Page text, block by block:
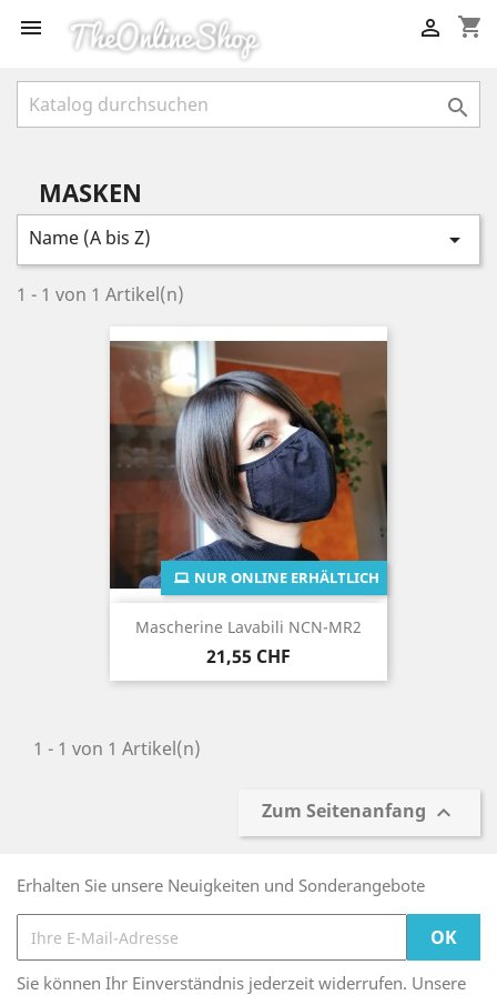
 shopping_cart


MASKEN
Name (A bis Z) 
1 - 1 von 1 Artikel(n)
Mascherine Lavabili NCN-MR2
Preis
21,55 CHF
NUR ONLINE ERHÄLTLICH
1 - 1 von 1 Artikel(n)
Zum Seitenanfang 
Erhalten Sie unsere Neuigkeiten und Sonderangebote
Sie können Ihr Einverständnis jederzeit widerrufen. Unsere